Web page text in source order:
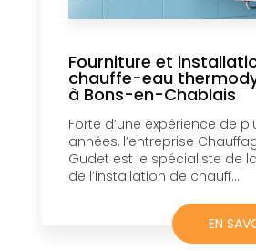
Fourniture et
chauffe-eau
à Bons-en-Chablais
Forte d’une expérience de
années, l’entreprise
Gudet est le spécialiste de
de l’installation de chauff...
EN